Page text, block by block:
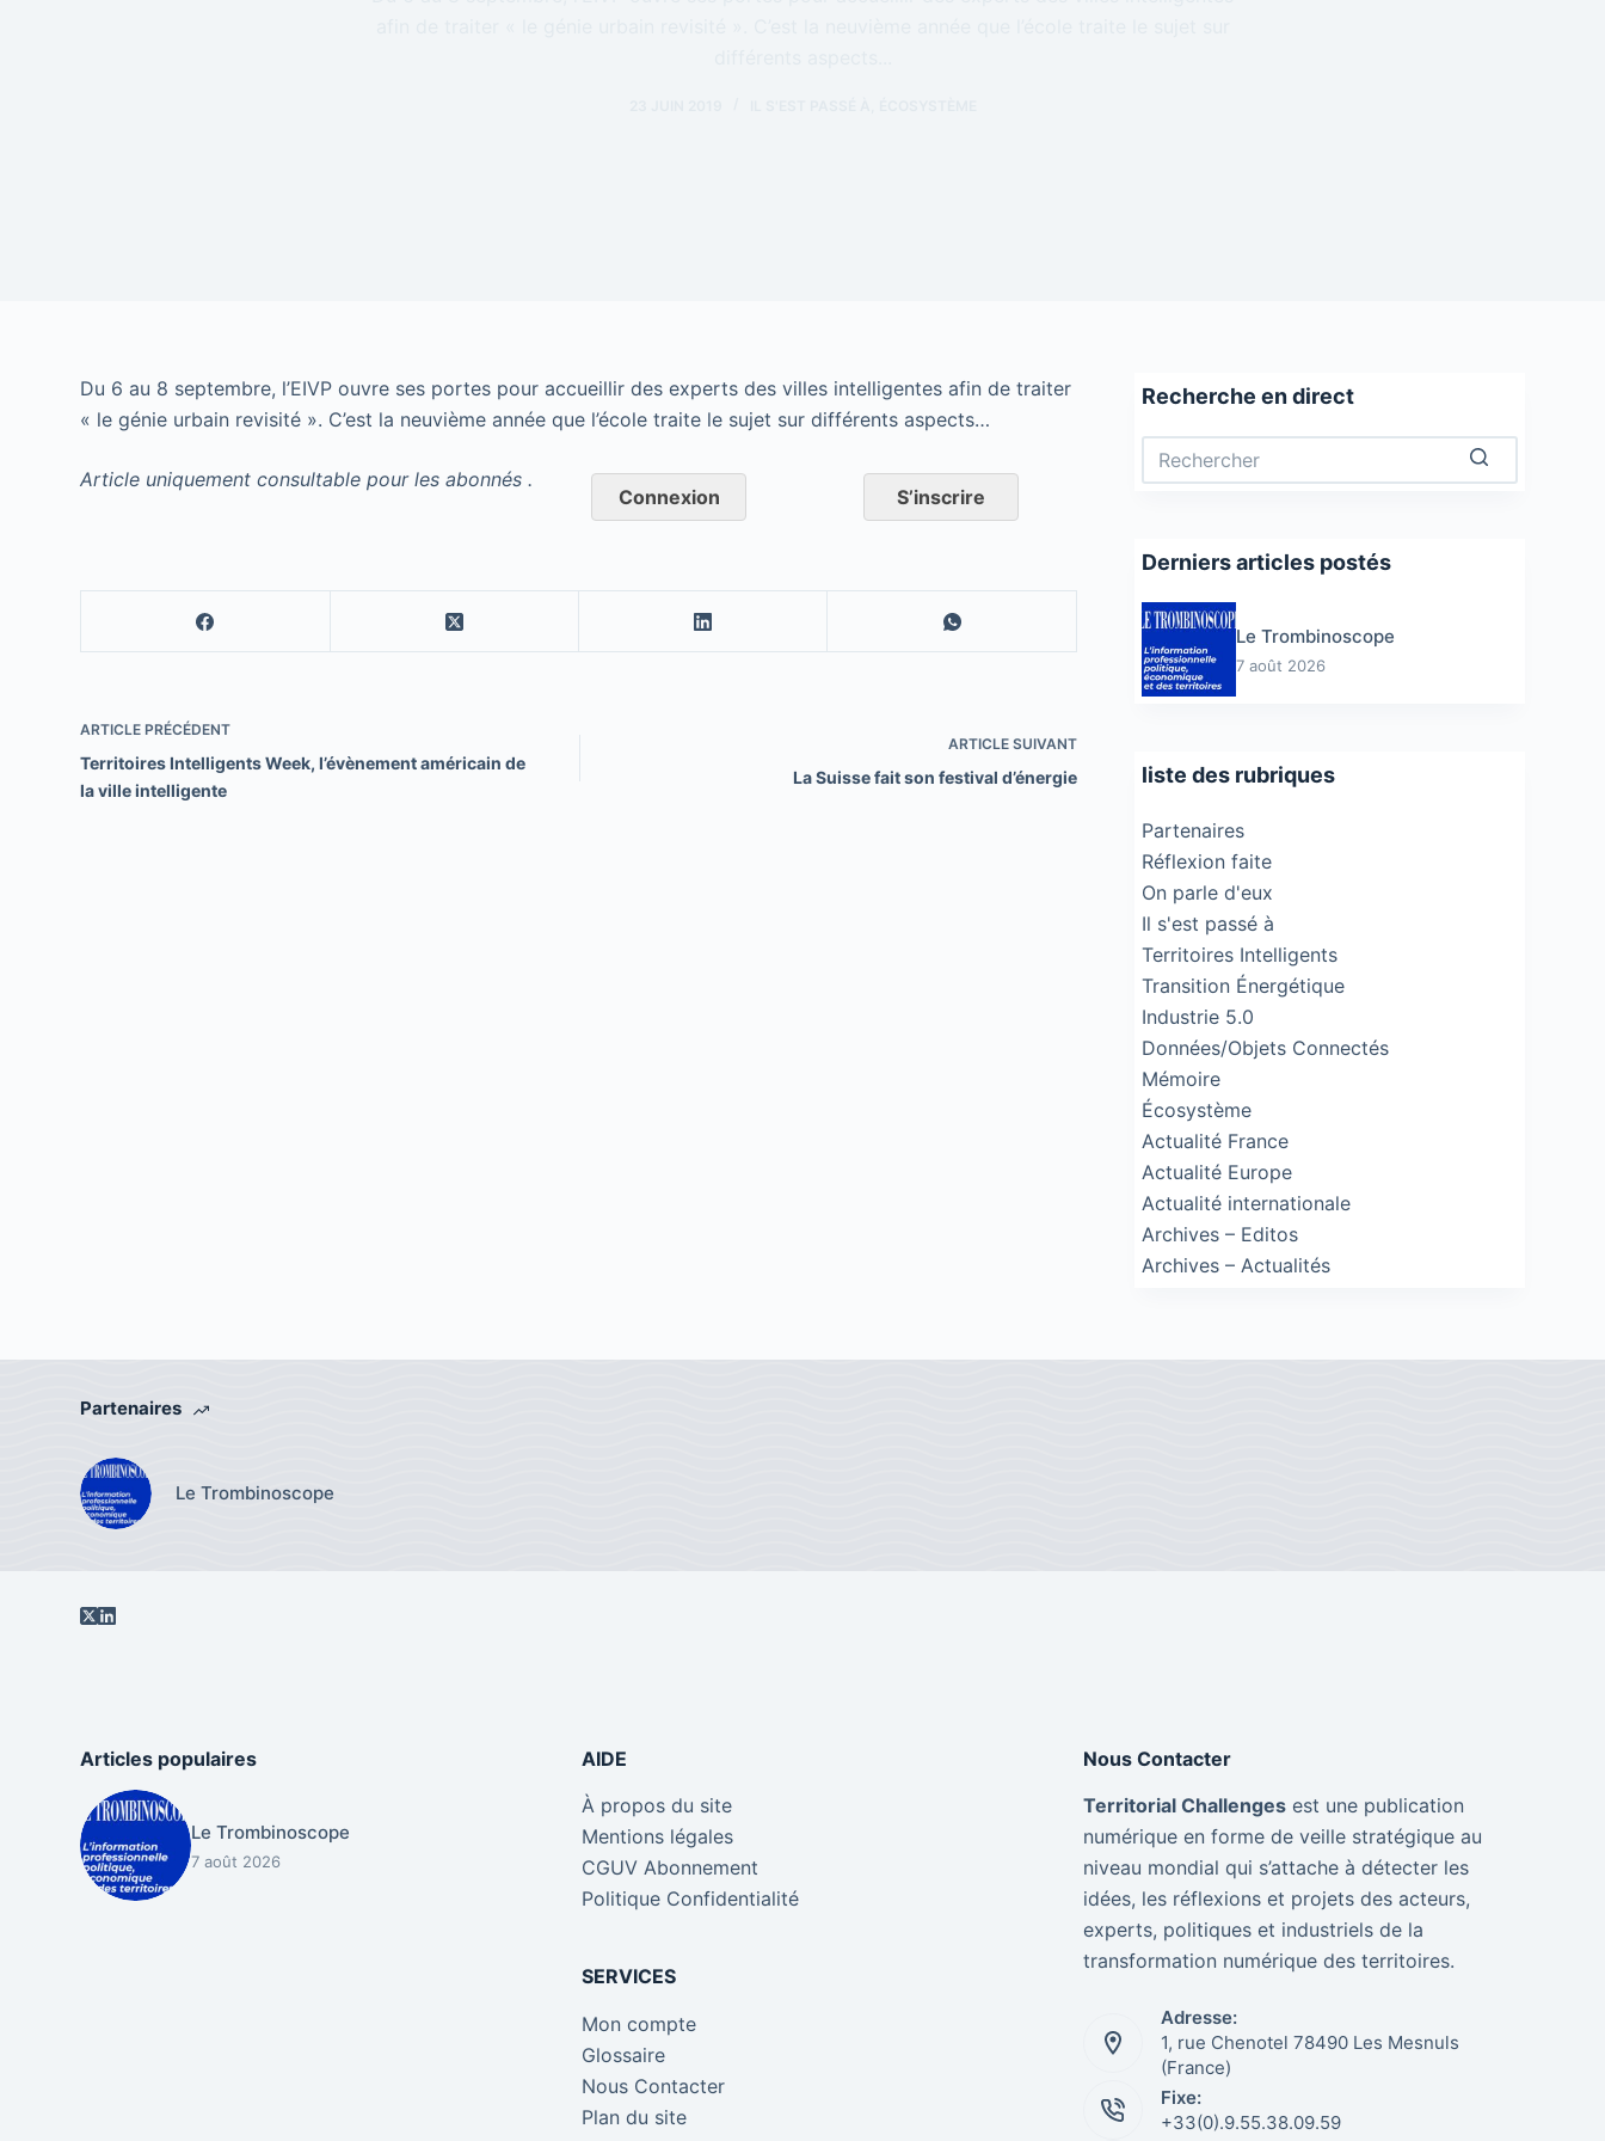
Du 6 au 8 septembre, l’EIVP ouvre ses portes pour accueillir des experts des villes intelligentes afin de traiter
« le génie urbain revisité ». C’est la neuvième année que l’école traite le sujet sur différents aspects…
Article uniquement consultable pour les abonnés .
Connexion S’inscrire
ARTICLE PRÉCÉDENT
Territoires Intelligents Week, l’évènement américain de
la ville intelligente
ARTICLESUIVANT
La Suisse fait son festival d’énergie
Recherche en direct
Derniers articles postés
Le Trombinoscope
7 août 2026
liste des rubriques
Partenaires
Réflexion faite
On parle d'eux
Il s'est passé à
Territoires Intelligents
Transition Énergétique
Industrie 5.0
Données/Objets Connectés
Mémoire
Écosystème
Actualité France
Actualité Europe
Actualité internationale
Archives – Editos
Archives – Actualités
Partenaires
Le Trombinoscope
Articles populaires
Le Trombinoscope
7 août 2026
AIDE
À propos du site
Mentions légales
CGUV Abonnement
Politique Confidentialité
SERVICES
Mon compte
Glossaire
Nous Contacter
Plan du site
Nous Contacter
Territorial Challengesest une publication
numérique en forme de veille stratégique au
niveau mondial qui s’attache à détecter les
idées, les réflexions et projets des acteurs,
experts, politiques et industriels de la
transformation numérique des territoires.
Adresse:
1, rue Chenotel 78490 Les Mesnuls
(France)
Fixe:
+33(0).9.55.38.09.59